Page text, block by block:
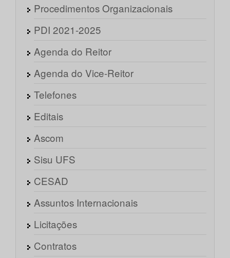
Procedimentos Organizacionais
PDI 2021-2025
Agenda do Reitor
Agenda do Vice-Reitor
Telefones
Editais
Ascom
Sisu UFS
CESAD
Assuntos Internacionais
Licitações
Contratos